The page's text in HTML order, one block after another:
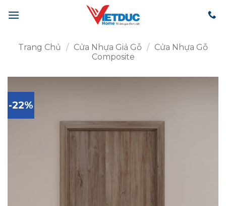
qua
dungTrang Chủ / Cửa Nhựa Giả Gỗ / Cửa Nhựa Gỗ
Composite
-22%